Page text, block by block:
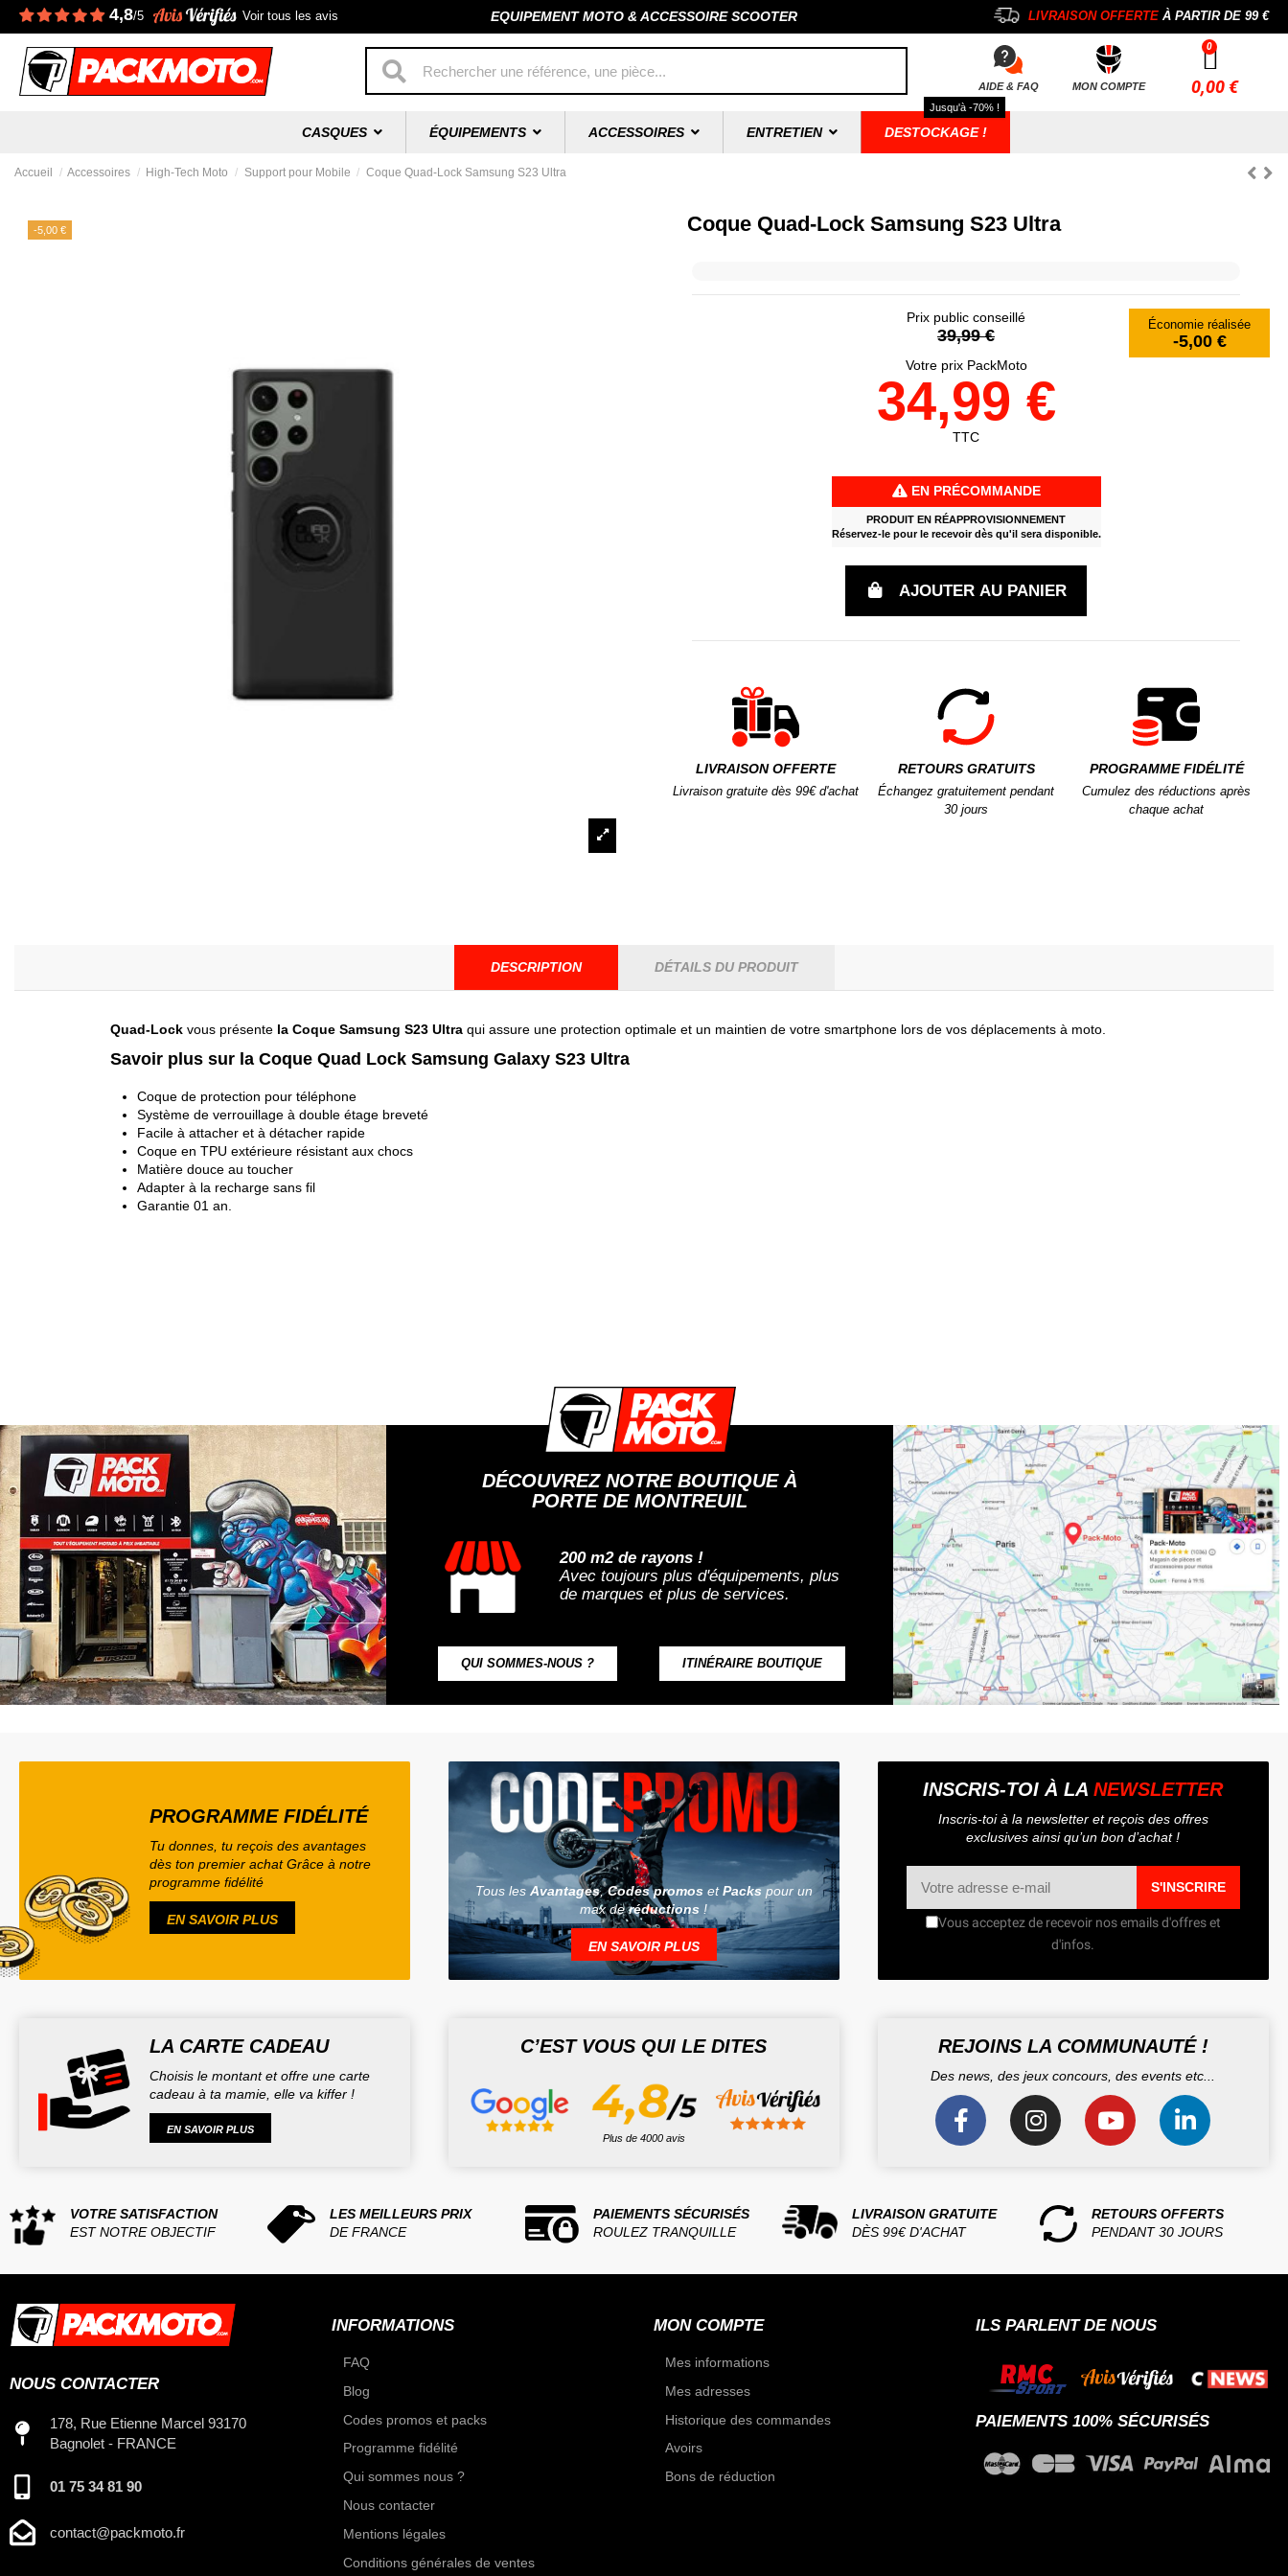
4,8/5 Voir tous les avis EQUIPEMENT MOTO & ACCESSOIRE SCOOTER LIVRAISON OFFERTEÀ PARTIR DE 99 €
AIDE & FAQ MON COMPTE 0,00 €
CASQUES ÉQUIPEMENTS ACCESSOIRES ENTRETIEN DESTOCKAGE !
Jusqu'à -70% !
Accueil Accessoires High-Tech Moto Support pour Mobile Coque Quad-Lock Samsung S23 Ultra
-5,00 € Coque Quad-Lock Samsung S23 Ultra
Prix public conseillé
39,99 €
Économie réalisée
-5,00 €
Votre prix PackMoto
34,99 €
TTC
EN PRÉCOMMANDE
PRODUIT EN RÉAPPROVISIONNEMENT
Réservez-le pour le recevoir dès qu'il sera disponible.
AJOUTER AU PANIER
LIVRAISON OFFERTE
Livraison gratuite dès 99€ d'achat
RETOURS GRATUITS
Échangez gratuitement pendant
30 jours
PROGRAMME FIDÉLITÉ
Cumulez des réductions après
chaque achat
DESCRIPTION DÉTAILS DU PRODUIT
Quad-Lock vous présente la Coque Samsung S23 Ultra qui assure une protection optimale et un maintien de votre smartphone lors de vos déplacements à moto.
Savoir plus sur la Coque Quad Lock Samsung Galaxy S23 Ultra
Coque de protection pour téléphone
Système de verrouillage à double étage breveté
Facile à attacher et à détacher rapide
Coque en TPU extérieure résistant aux chocs
Matière douce au toucher
Adapter à la recharge sans fil
Garantie 01 an.
DÉCOUVREZ NOTRE BOUTIQUE À
PORTE DE MONTREUIL
200 m2 de rayons !
Avec toujours plus d'équipements, plus
de marques et plus de services.
QUI SOMMES-NOUS ? ITINÉRAIRE BOUTIQUE
PROGRAMME FIDÉLITÉ
Tu donnes, tu reçois des avantages
dès ton premier achat Grâce à notre
programme fidélité
EN SAVOIR PLUS
Tous les Avantages,Codes promosetPackspour un
max deréductions !
EN SAVOIR PLUS
INSCRIS-TOI À LANEWSLETTER
Inscris-toi à la newsletter et reçois des offres
exclusives ainsi qu’un bon d’achat !
S'INSCRIRE
Vous acceptez de recevoir nos emails d'offres et
d'infos.
LA CARTE CADEAU
Choisis le montant et offre une carte
cadeau à ta mamie, elle va kiffer !
EN SAVOIR PLUS
C’EST VOUS QUI LE DITES
Plus de 4000 avis
REJOINS LA COMMUNAUTÉ !
Des news, des jeux concours, des events etc...
VOTRE SATISFACTION
EST NOTRE OBJECTIF
LES MEILLEURS PRIX
DE FRANCE
PAIEMENTS SÉCURISÉS
ROULEZ TRANQUILLE
LIVRAISON GRATUITE
DÈS 99€ D'ACHAT
RETOURS OFFERTS
PENDANT 30 JOURS
NOUS CONTACTER
178, Rue Etienne Marcel 93170
Bagnolet - FRANCE
01 75 34 81 90
contact@packmoto.fr
INFORMATIONS
FAQ
Blog
Codes promos et packs
Programme fidélité
Qui sommes nous ?
Nous contacter
Mentions légales
Conditions générales de ventes
MON COMPTE
Mes informations
Mes adresses
Historique des commandes
Avoirs
Bons de réduction
ILS PARLENT DE NOUS
PAIEMENTS 100% SÉCURISÉS